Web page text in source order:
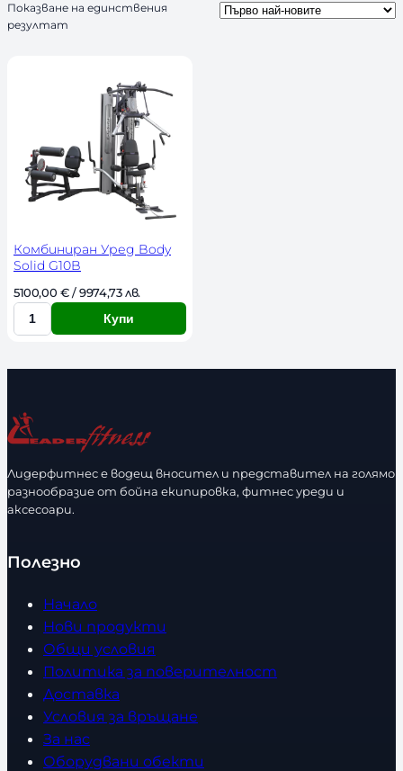
ч
н
Показване на единствения
резултат
Комбиниран Уред Body
Solid G10B
5100,00 € / 9974,73 лв.
К
л
ч
е
т
в
Купи
Лидерфитнес е водещ вносител и представител на голямо
разнообразие от бойна екипировка, фитнес уреди и
аксесоари.
Полезно
Начало
Нови продукти
Общи условия
Политика за поверителност
Доставка
Условия за връщане
За нас
Оборудвани обекти